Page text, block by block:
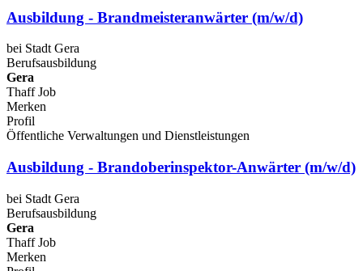
Ausbildung - Brandmeisteranwärter (m/w/d)
bei Stadt Gera
Berufsausbildung
Gera
Thaff Job
Merken
Profil
Öffentliche Verwaltungen und Dienstleistungen
Ausbildung - Brandoberinspektor-Anwärter (m/w/d)
bei Stadt Gera
Berufsausbildung
Gera
Thaff Job
Merken